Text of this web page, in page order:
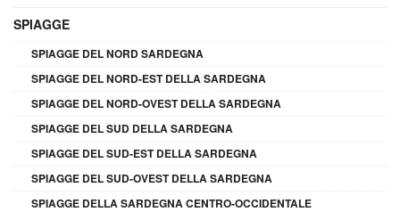
SPIAGGE
SPIAGGE DEL NORD SARDEGNA
SPIAGGE DEL NORD-EST DELLA SARDEGNA
SPIAGGE DEL NORD-OVEST DELLA SARDEGNA
SPIAGGE DEL SUD DELLA SARDEGNA
SPIAGGE DEL SUD-EST DELLA SARDEGNA
SPIAGGE DEL SUD-OVEST DELLA SARDEGNA
SPIAGGE DELLA SARDEGNA CENTRO-OCCIDENTALE